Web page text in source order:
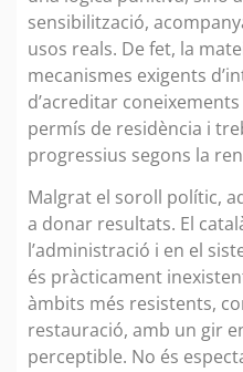
sensibilització,
usos reals. De fet, la
mecanismes exigents
d’acreditar
permís de residència i
progressius segons la
Malgrat el soroll polític,
a donar resultats. El
l’administració i en el
és pràcticament
àmbits més resistents,
restauració, amb un gir
perceptible. No és